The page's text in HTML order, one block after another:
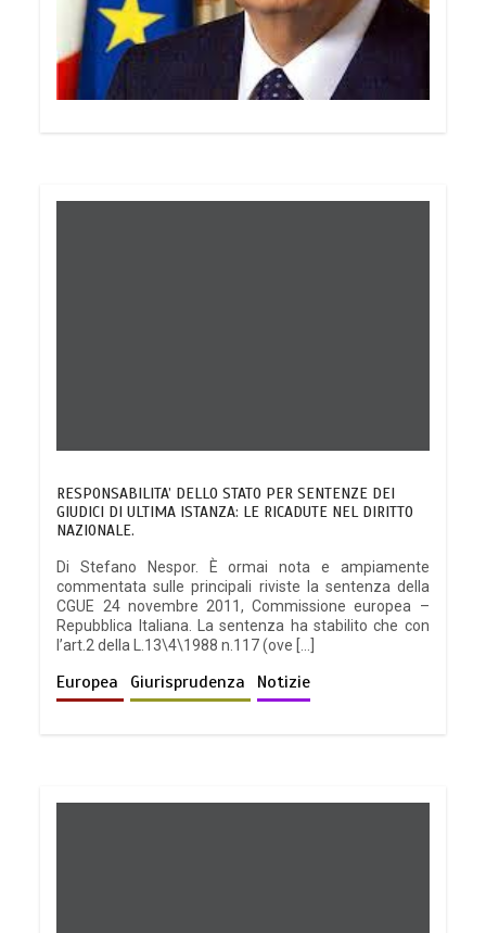
RESPONSABILITA’ DELLO STATO PER SENTENZE DEI
GIUDICI DI ULTIMA ISTANZA: LE RICADUTE NEL DIRITTO
NAZIONALE.
Di Stefano Nespor. È ormai nota e ampiamente
commentata sulle principali riviste la sentenza della
CGUE 24 novembre 2011, Commissione europea –
Repubblica Italiana. La sentenza ha stabilito che con
l’art.2 della L.13\4\1988 n.117 (ove […]
Europea Giurisprudenza Notizie